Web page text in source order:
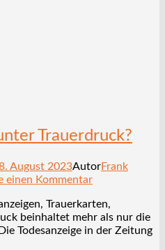
Trauerdruck?
August 2023AutorFrank
einen Kommentar
Trauerkarten,
beinhaltet mehr als nur die
Todesanzeige in der Zeitung